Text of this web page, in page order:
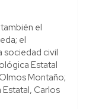
el
el
sociedad civil
Estatal
Montaño;
Carlos